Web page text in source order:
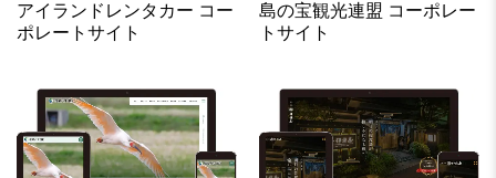
アイランドレンタカー コー
ポレートサイト
島の宝観光連盟 コーポレー
トサイト